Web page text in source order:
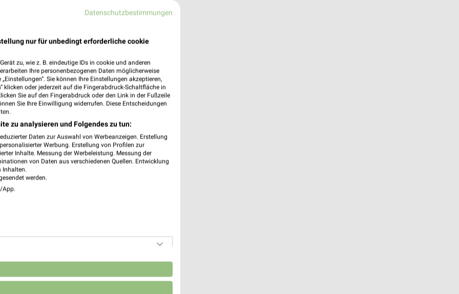
Datenschutzbestimmungen
nur für unbedingt erforderliche cookie
zu, wie z. B. eindeutige IDs in cookie und anderen
Ihre personenbezogenen Daten möglicherweise
Sie können Ihre Einstellungen akzeptieren,
klicken oder jederzeit auf die Fingerabdruck-Schaltfläche in
Sie auf den Fingerabdruck oder den Link in der Fußzeile
Sie Ihre Einwilligung widerrufen. Diese Entscheidungen
zu analysieren und Folgendes zu tun:
Daten zur Auswahl von Werbeanzeigen. Erstellung
Werbung. Erstellung von Profilen zur
Inhalte. Messung der Werbeleistung. Messung der
von Daten aus verschiedenen Quellen. Entwicklung
Inhalten.
werden.
App.